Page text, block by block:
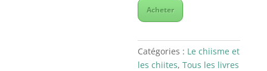
Acheter
Catégories : Le chiisme et
les chiites,Tous les livres